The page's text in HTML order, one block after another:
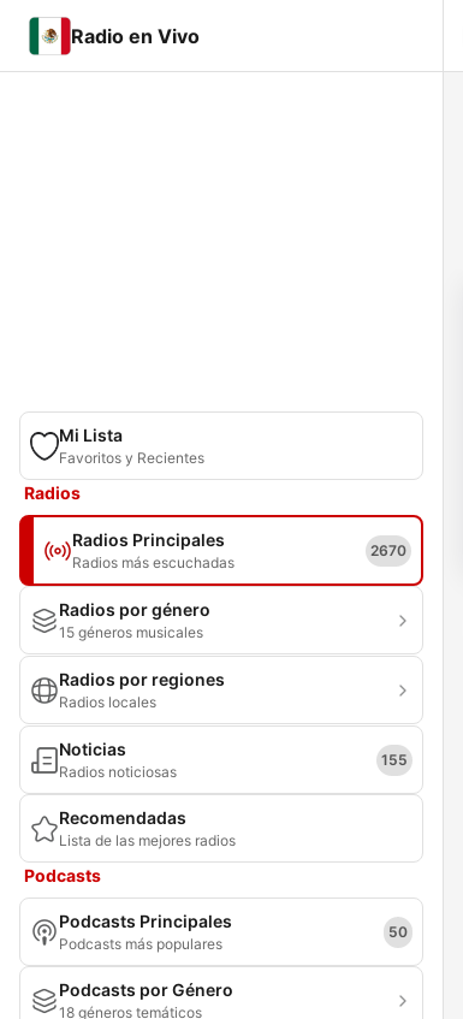
Radio en Vivo
Mi Lista
Favoritos y Recientes
Radios
Radios Principales
Radios más escuchadas
2670
Radios por género
15 géneros musicales
Radios por regiones
Radios locales
Noticias
Radios noticiosas
155
Recomendadas
Lista de las mejores radios
Podcasts
Podcasts Principales
Podcasts más populares
50
Podcasts por Género
18 géneros temáticos